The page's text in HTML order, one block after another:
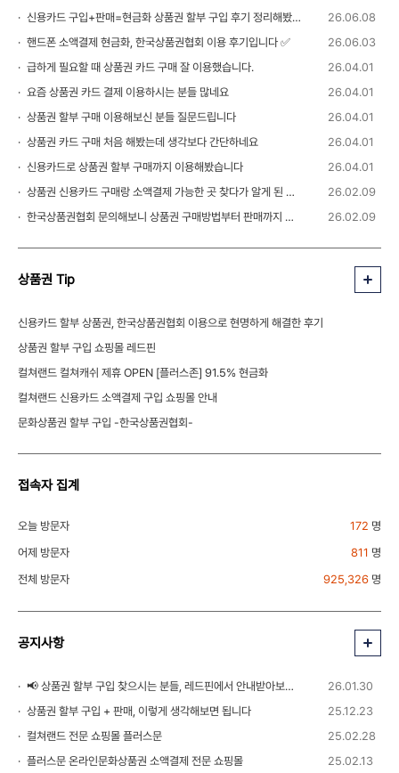
신용카드 구입+판매=현금화 상품권 할부 구입 후기 정리해봤습니다
26.06.08
핸드폰 소액결제 현금화, 한국상품권협회 이용 후기입니다 ✅
26.06.03
급하게 필요할 때 상품권 카드 구매 잘 이용했습니다.
26.04.01
요즘 상품권 카드 결제 이용하시는 분들 많네요
26.04.01
상품권 할부 구매 이용해보신 분들 질문드립니다
26.04.01
상품권 카드 구매 처음 해봤는데 생각보다 간단하네요
26.04.01
신용카드로 상품권 할부 구매까지 이용해봤습니다
26.04.01
상품권 신용카드 구매랑 소액결제 가능한 곳 찾다가 알게 된 정보
26.02.09
한국상품권협회 문의해보니 상품권 구매방법부터 판매까지 안내 받을 수 있었습니다
26.02.09
상품권 Tip
신용카드 할부 상품권, 한국상품권협회 이용으로 현명하게 해결한 후기
상품권 할부 구입 쇼핑몰 레드핀
컬쳐랜드 컬쳐캐쉬 제휴 OPEN [플러스존] 91.5% 현금화
컬쳐랜드 신용카드 소액결제 구입 쇼핑몰 안내
문화상품권 할부 구입 -한국상품권협회-
접속자 집계
오늘 방문자 172 명
어제 방문자
811 명
전체 방문자
925,326 명
공지사항
📢 상품권 할부 구입 찾으시는 분들, 레드핀에서 안내받아보세요!
26.01.30
상품권 할부 구입 + 판매, 이렇게 생각해보면 됩니다
25.12.23
컬쳐랜드 전문 쇼핑몰 플러스문
25.02.28
플러스문 온라인문화상품권 소액결제 전문 쇼핑몰
25.02.13